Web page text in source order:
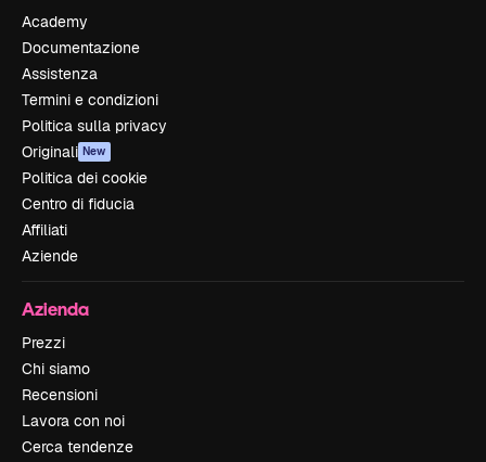
Academy
Documentazione
Assistenza
Termini e condizioni
Politica sulla privacy
Originali New
Politica dei cookie
Centro di fiducia
Affiliati
Aziende
Azienda
Prezzi
Chi siamo
Recensioni
Lavora con noi
Cerca tendenze